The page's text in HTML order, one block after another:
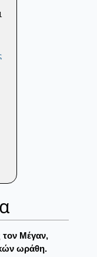
Mέγαν,
ωράθη.